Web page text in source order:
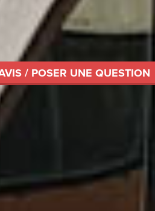
/ POSER UNE QUESTION